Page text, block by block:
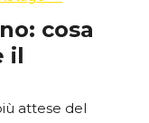
cosa
il
attese del